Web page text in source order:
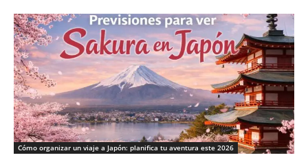
Cómo organizar un viaje a Japón: planifica tu aventura este 2026